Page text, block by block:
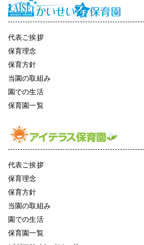
代表ご挨拶
保育理念
保育方針
当園の取組み
園での生活
保育園一覧
代表ご挨拶
保育理念
保育方針
当園の取組み
園での生活
保育園一覧